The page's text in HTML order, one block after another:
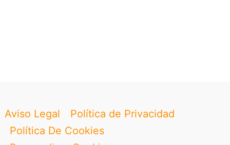
Aviso Legal
Política de Privacidad
Política De Cookies